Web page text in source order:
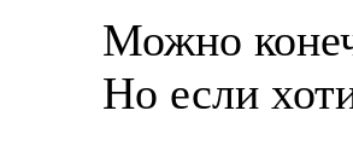
Можно
Но если